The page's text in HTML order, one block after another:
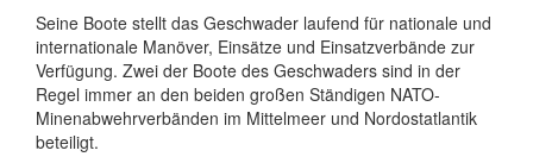
Seine Boote stellt das Geschwader laufend für nationale und
internationale Manöver, Einsätze und Einsatzverbände zur
Verfügung. Zwei der Boote des Geschwaders sind in der
Regel immer an den beiden großen Ständigen NATO-
Minenabwehrverbänden im Mittelmeer und Nordostatlantik
beteiligt.